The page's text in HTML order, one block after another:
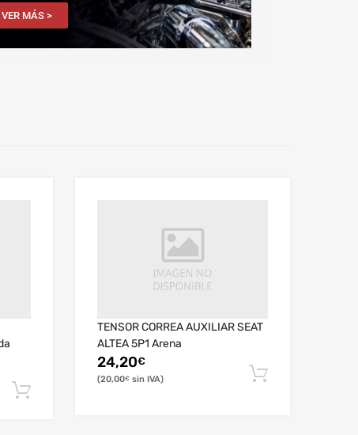
VER MÁS >
TENSOR CORREA AUXILIAR SEAT
ALTEA 5P1 Arena
24,20€
20,00€